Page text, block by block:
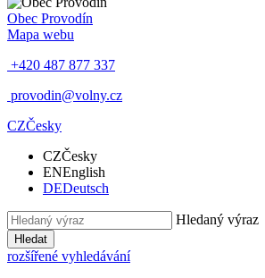
Obec Provodín
Mapa webu
+420 487 877 337
provodin@volny.cz
CZČesky
CZČesky
ENEnglish
DEDeutsch
Hledaný výraz
Hledat
rozšířené vyhledávání